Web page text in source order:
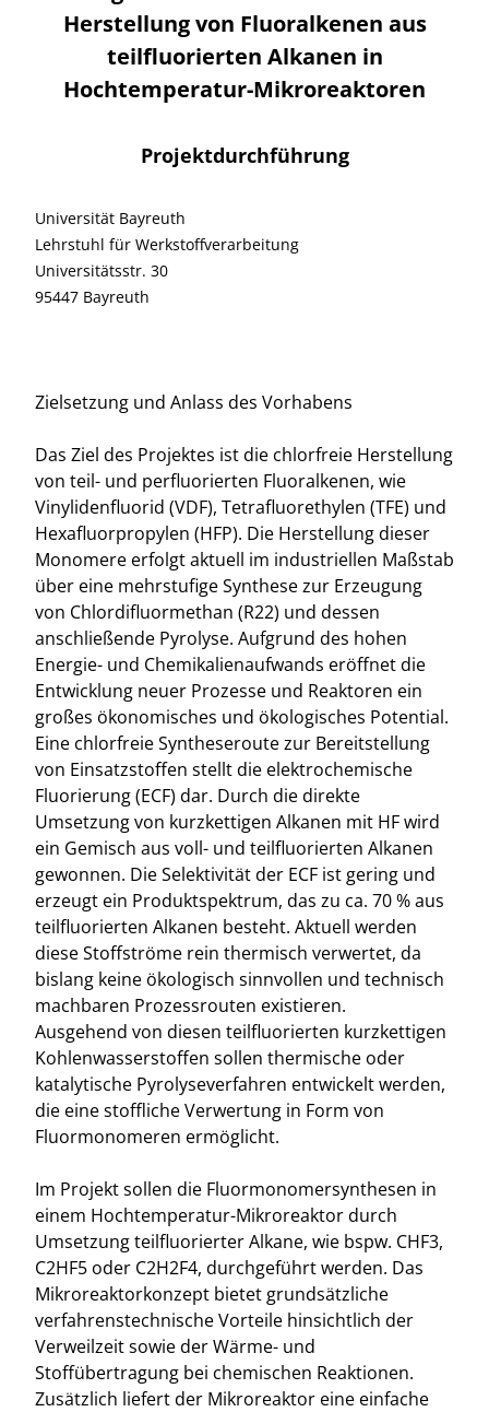
Herstellung von Fluoralkenen aus
teilfluorierten Alkanen in
Hochtemperatur-Mikroreaktoren
Projektdurchführung
Universität Bayreuth
Lehrstuhl für Werkstoffverarbeitung
Universitätsstr. 30
95447 Bayreuth
Zielsetzung und Anlass des Vorhabens
Das Ziel des Projektes ist die chlorfreie Herstellung
von teil- und perfluorierten Fluoralkenen, wie
Vinylidenfluorid (VDF), Tetrafluorethylen (TFE) und
Hexafluorpropylen (HFP). Die Herstellung dieser
Monomere erfolgt aktuell im industriellen Maßstab
über eine mehrstufige Synthese zur Erzeugung
von Chlordifluormethan (R22) und dessen
anschließende Pyrolyse. Aufgrund des hohen
Energie- und Chemikalienaufwands eröffnet die
Entwicklung neuer Prozesse und Reaktoren ein
großes ökonomisches und ökologisches Potential.
Eine chlorfreie Syntheseroute zur Bereitstellung
von Einsatzstoffen stellt die elektrochemische
Fluorierung (ECF) dar. Durch die direkte
Umsetzung von kurzkettigen Alkanen mit HF wird
ein Gemisch aus voll- und teilfluorierten Alkanen
gewonnen. Die Selektivität der ECF ist gering und
erzeugt ein Produktspektrum, das zu ca. 70 % aus
teilfluorierten Alkanen besteht. Aktuell werden
diese Stoffströme rein thermisch verwertet, da
bislang keine ökologisch sinnvollen und technisch
machbaren Prozessrouten existieren.
Ausgehend von diesen teilfluorierten kurzkettigen
Kohlenwasserstoffen sollen thermische oder
katalytische Pyrolyseverfahren entwickelt werden,
die eine stoffliche Verwertung in Form von
Fluormonomeren ermöglicht.
Im Projekt sollen die Fluormonomersynthesen in
einem Hochtemperatur-Mikroreaktor durch
Umsetzung teilfluorierter Alkane, wie bspw. CHF3,
C2HF5 oder C2H2F4, durchgeführt werden. Das
Mikroreaktorkonzept bietet grundsätzliche
verfahrenstechnische Vorteile hinsichtlich der
Verweilzeit sowie der Wärme- und
Stoffübertragung bei chemischen Reaktionen.
Zusätzlich liefert der Mikroreaktor eine einfache